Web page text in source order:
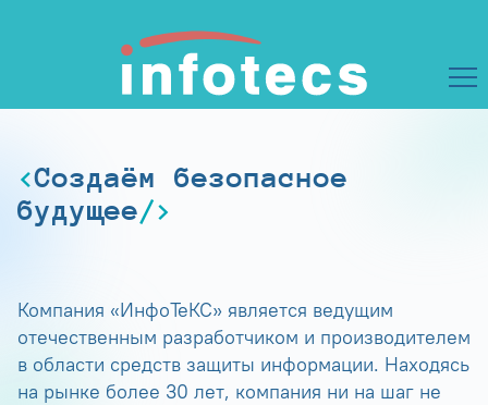
Создаём безопасное
будущее
Компания «ИнфоТеКС» является ведущим
отечественным разработчиком и производителем
в области средств защиты информации. Находясь
на рынке более 30 лет, компания ни на шаг не